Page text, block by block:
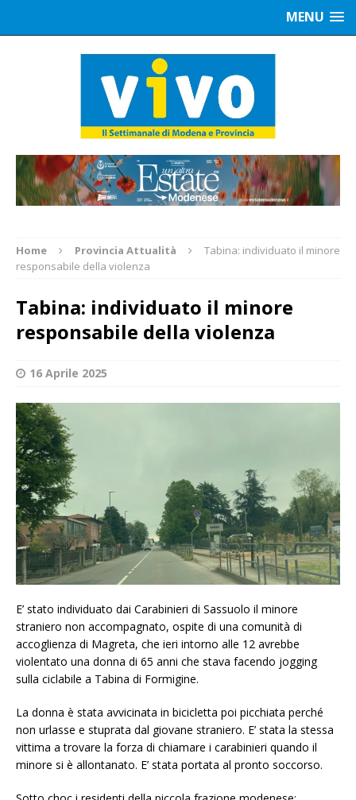
MENU
Home Provincia Attualità
Tabina: individuato il minore
responsabile della violenza
Tabina: individuato il minore
responsabile della violenza
16 Aprile 2025
E’ stato individuato dai Carabinieri di Sassuolo il minore
straniero non accompagnato, ospite di una comunità di
accoglienza di Magreta, che ieri intorno alle 12 avrebbe
violentato una donna di 65 anni che stava facendo jogging
sulla ciclabile a Tabina di Formigine.
La donna è stata avvicinata in bicicletta poi picchiata perché
non urlasse e stuprata dal giovane straniero. E’ stata la stessa
vittima a trovare la forza di chiamare i carabinieri quando il
minore si è allontanato. E’ stata portata al pronto soccorso.